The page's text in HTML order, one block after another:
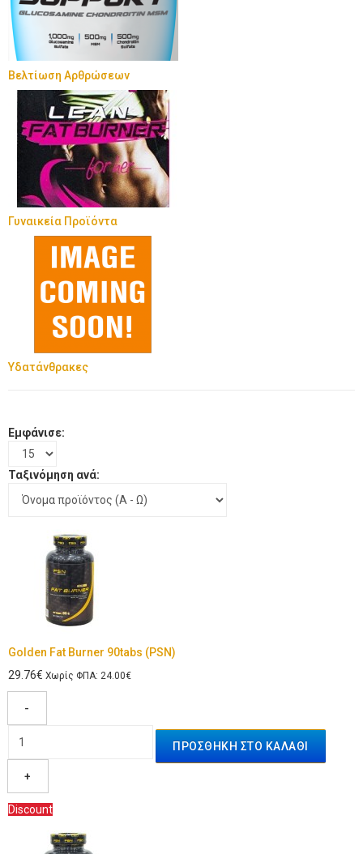
Βελτίωση Αρθρώσεων
Γυναικεία Προϊόντα
Υδατάνθρακες
Εμφάνισε:
Ταξινόμηση ανά:
Golden Fat Burner 90tabs (PSN)
29.76€ Χωρίς ΦΠΑ: 24.00€
-
+
Discount